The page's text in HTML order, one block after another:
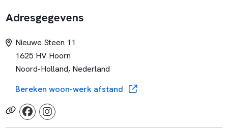
degelijke basis en een duidelijke structuur aan innovatie te
echte gezellige en warme West-Friese school.
Op de Copernicus werken we op een professionele manier
samen. Vertrouwen is de basis, we blijven in ontwikkeling,
is duidelijke communicatie en we werken als één team. Een
echte Copernicaan verlegt daarnaast zijn grenzen!
Adresgegevens
Nieuwe Steen 11
1625 HV Hoorn
Noord-Holland, Nederland
Bereken woon-werk afstand